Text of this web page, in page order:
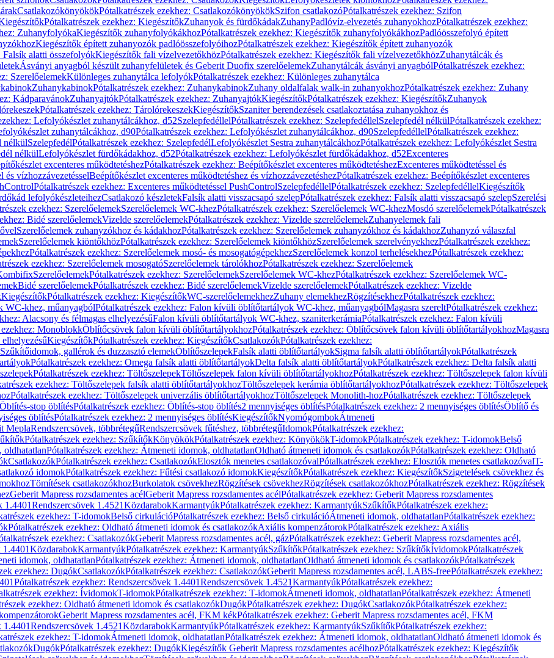
CsatlakozókönyökökPótalkatrészek ezekhez: CsatlakozókönyökökSzifon csatlakozóPótalkatrészek ezekhez: Szifon
Pótalkatrészek ezekhez: KiegészítőkZuhanyok és fürdőkádakZuhanyPadlóvíz-elvezetés zuhanyokhozPótalkatrészek ezekhez:
ZuhanyfolyókaKiegészítők zuhanyfolyókákhozPótalkatrészek ezekhez: Kiegészítők zuhanyfolyókákhozPadlóösszefolyó épített
Kiegészítők épített zuhanyozók padlóösszefolyóihozPótalkatrészek ezekhez: Kiegészítők épített zuhanyozók
Falsík alatti összefolyókKiegészítők fali vízelvezetőkhözPótalkatrészek ezekhez: Kiegészítők fali vízelvezetőkhözZuhanytálcák és
Ásványi anyagból készült zuhanyfelületek és Geberit Duofix szerelőelemekZuhanytálcák ásványi anyagbólPótalkatrészek ezekhez:
SzerelőelemekKülönleges zuhanytálca lefolyókPótalkatrészek ezekhez: Különleges zuhanytálca
ZuhanykabinokPótalkatrészek ezekhez: ZuhanykabinokZuhany oldalfalak walk-in zuhanyokhozPótalkatrészek ezekhez: Zuhany
KádparavánokZuhanyajtókPótalkatrészek ezekhez: ZuhanyajtókKiegészítőkPótalkatrészek ezekhez: KiegészítőkZuhanyok
Pótalkatrészek ezekhez: TárolórekeszekKiegészítőkSzaniter berendezések csatlakoztatása zuhanyokhoz és
Lefolyókészlet zuhanytálcákhoz, d52SzelepfedéllelPótalkatrészek ezekhez: SzelepfedéllelSzelepfedél nélkülPótalkatrészek ezekhez:
zuhanytálcákhoz, d90Pótalkatrészek ezekhez: Lefolyókészlet zuhanytálcákhoz, d90SzelepfedéllelPótalkatrészek ezekhez:
nélkülSzelepfedélPótalkatrészek ezekhez: SzelepfedélLefolyókészlet Sestra zuhanytálcákhozPótalkatrészek ezekhez: Lefolyókészlet Sestra
nélkülLefolyókészlet fürdőkádakhoz, d52Pótalkatrészek ezekhez: Lefolyókészlet fürdőkádakhoz, d52Excenteres
excenteres működtetéshezPótalkatrészek ezekhez: Beépítőkészlet excenteres működtetéshezExcenteres működtetéssel és
és vízhozzávezetésselBeépítőkészlet excenteres működtetéshez és vízhozzávezetéshezPótalkatrészek ezekhez: Beépítőkészlet excenteres
Pótalkatrészek ezekhez: Excenteres működtetéssel PushControlSzelepfedéllelPótalkatrészek ezekhez: SzelepfedéllelKiegészítők
lefolyókészleteihezCsatlakozó készletekFalsík alatti visszacsapó szelepPótalkatrészek ezekhez: Falsík alatti visszacsapó szelepSzerelési
ezekhez: SzerelőelemekSzerelőelemek WC-khezPótalkatrészek ezekhez: Szerelőelemek WC-khezMosdó szerelőelemekPótalkatrészek
Bidé szerelőelemekVizelde szerelőelemekPótalkatrészek ezekhez: Vizelde szerelőelemekZuhanyelemek fali
Szerelőelemek zuhanyzókhoz és kádakhozPótalkatrészek ezekhez: Szerelőelemek zuhanyzókhoz és kádakhozZuhanyzó válaszfal
Szerelőelemek kiöntőkhözPótalkatrészek ezekhez: Szerelőelemek kiöntőkhözSzerelőelemek szerelvényekhezPótalkatrészek ezekhez:
Pótalkatrészek ezekhez: Szerelőelemek mosó- és mosogatógépekhezSzerelőelemek konzol terhelésekhezPótalkatrészek ezekhez:
ezekhez: Szerelőelemek mosogatóSzerelőelemek tárolókhozPótalkatrészek ezekhez: Szerelőelemek
SzerelőelemekPótalkatrészek ezekhez: SzerelőelemekSzerelőelemek WC-khezPótalkatrészek ezekhez: Szerelőelemek WC-
Bidé szerelőelemekPótalkatrészek ezekhez: Bidé szerelőelemekVizelde szerelőelemekPótalkatrészek ezekhez: Vizelde
KiegészítőkPótalkatrészek ezekhez: KiegészítőkWC-szerelőelemekhezZuhany elemekhezRögzítésekhezPótalkatrészek ezekhez:
WC-khez, műanyagbólPótalkatrészek ezekhez: Falon kívüli öblítőtartályok WC-khez, műanyagbólMagasra szereltPótalkatrészek ezekhez:
Alacsony és félmagas elhelyezésűFalon kívüli öblítőtartályok WC-khez, szaniterkerámiaPótalkatrészek ezekhez: Falon kívüli
MonoblokkÖblítőcsövek falon kívüli öblítőtartályokhozPótalkatrészek ezekhez: Öblítőcsövek falon kívüli öblítőtartályokhozMagasra
KiegészítőkPótalkatrészek ezekhez: KiegészítőkCsatlakozókPótalkatrészek ezekhez:
Szűkítőidomok, gallérok és duzzasztó elemekÖblítőszelepekFalsík alatti öblítőtartályokSigma falsík alatti öblítőtartályokPótalkatrészek
Pótalkatrészek ezekhez: Omega falsík alatti öblítőtartályokDelta falsík alatti öblítőtartályokPótalkatrészek ezekhez: Delta falsík alatti
Pótalkatrészek ezekhez: TöltőszelepekTöltőszelepek falon kívüli öblítőtartályokhozPótalkatrészek ezekhez: Töltőszelepek falon kívüli
ezekhez: Töltőszelepek falsík alatti öblítőtartályokhozTöltőszelepek kerámia öblítőtartályokhozPótalkatrészek ezekhez: Töltőszelepek
Pótalkatrészek ezekhez: Töltőszelepek univerzális öblítőtartályokhozTöltőszelepek Monolith-hozPótalkatrészek ezekhez: Töltőszelepek
Öblítés-stop öblítésPótalkatrészek ezekhez: Öblítés-stop öblítés2 mennyiséges öblítésPótalkatrészek ezekhez: 2 mennyiséges öblítésÖblítő és
öblítésPótalkatrészek ezekhez: 2 mennyiséges öblítésKiegészítőkNyomógombokÁtmeneti
MeplaRendszercsövek, többrétegűRendszercsövek fűtéshez, többrétegűIdomokPótalkatrészek ezekhez:
Pótalkatrészek ezekhez: SzűkítőkKönyökökPótalkatrészek ezekhez: KönyökökT-idomokPótalkatrészek ezekhez: T-idomokBelső
oldhatatlanPótalkatrészek ezekhez: Átmeneti idomok, oldhatatlanOldható átmeneti idomok és csatlakozókPótalkatrészek ezekhez: Oldható
CsatlakozókPótalkatrészek ezekhez: CsatlakozókElosztók menetes csatlakozóvalPótalkatrészek ezekhez: Elosztók menetes csatlakozóvalT-
idomokPótalkatrészek ezekhez: Fűtési csatlakozó idomokKiegészítőkPótalkatrészek ezekhez: KiegészítőkSzigetelések csövekhez és
Tömítések csatlakozókhozBurkolatok csövekhezRögzítések csövekhezRögzítések csatlakozókhozPótalkatrészek ezekhez: Rögzítések
Geberit Mapress rozsdamentes acélGeberit Mapress rozsdamentes acélPótalkatrészek ezekhez: Geberit Mapress rozsdamentes
1.4401Rendszercsövek 1.4521KözdarabokKarmantyúkPótalkatrészek ezekhez: KarmantyúkSzűkítőkPótalkatrészek ezekhez:
ezekhez: T-idomokBelső cirkulációPótalkatrészek ezekhez: Belső cirkulációÁtmeneti idomok, oldhatatlanPótalkatrészek ezekhez:
Pótalkatrészek ezekhez: Oldható átmeneti idomok és csatlakozókAxiális kompenzátorokPótalkatrészek ezekhez: Axiális
ezekhez: CsatlakozókGeberit Mapress rozsdamentes acél, gázPótalkatrészek ezekhez: Geberit Mapress rozsdamentes acél,
1.4401KözdarabokKarmantyúkPótalkatrészek ezekhez: KarmantyúkSzűkítőkPótalkatrészek ezekhez: SzűkítőkÍvidomokPótalkatrészek
idomok, oldhatatlanPótalkatrészek ezekhez: Átmeneti idomok, oldhatatlanOldható átmeneti idomok és csatlakozókPótalkatrészek
ezekhez: DugókCsatlakozókPótalkatrészek ezekhez: CsatlakozókGeberit Mapress rozsdamentes acél, LABS-freePótalkatrészek ezekhez:
Pótalkatrészek ezekhez: Rendszercsövek 1.4401Rendszercsövek 1.4521KarmantyúkPótalkatrészek ezekhez:
ezekhez: ÍvidomokT-idomokPótalkatrészek ezekhez: T-idomokÁtmeneti idomok, oldhatatlanPótalkatrészek ezekhez: Átmeneti
ezekhez: Oldható átmeneti idomok és csatlakozókDugókPótalkatrészek ezekhez: DugókCsatlakozókPótalkatrészek ezekhez:
Geberit Mapress rozsdamentes acél, FKM kékPótalkatrészek ezekhez: Geberit Mapress rozsdamentes acél, FKM
1.4401Rendszercsövek 1.4521KözdarabokKarmantyúkPótalkatrészek ezekhez: KarmantyúkSzűkítőkPótalkatrészek ezekhez:
ezekhez: T-idomokÁtmeneti idomok, oldhatatlanPótalkatrészek ezekhez: Átmeneti idomok, oldhatatlanOldható átmeneti idomok és
DugókPótalkatrészek ezekhez: DugókKiegészítők Geberit Mapress rozsdamentes acélhozPótalkatrészek ezekhez: Kiegészítők